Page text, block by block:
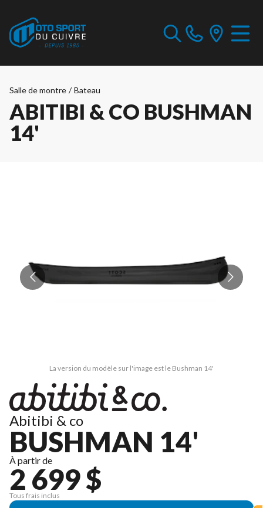
Salle de montre / Bateau
ABITIBI & CO BUSHMAN
14'
La version du modèle sur l'image est le Bushman 14'
Abitibi & co
BUSHMAN 14'
À partir de
2 699 $
Tous frais inclus